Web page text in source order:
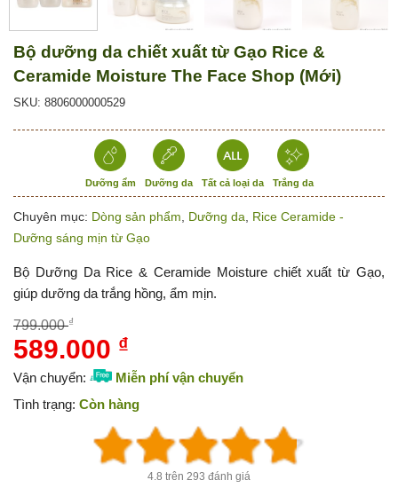
Bộ dưỡng da chiết xuất từ Gạo Rice &
Ceramide Moisture The Face Shop (Mới)
SKU: 8806000000529
Dưỡng ẩm Dưỡng da Tất cả loại da Trắng da
Chuyên mục: Dòng sản phẩm Dưỡng da
Rice Ceramide -
Dưỡng sáng mịn từ Gạo
Bộ Dưỡng Da Rice & Ceramide Moisture chiết xuất từ Gạo,
giúp dưỡng da trắng hồng, ẩm mịn.
799.000₫
Giá
là:
799.000 ₫.
589.000 ₫
hiện
là:
589.000 ₫.
Vận chuyển:
Miễn phí vận chuyển
Tình trạng: Còn hàng
4.8 trên 293 đánh giá